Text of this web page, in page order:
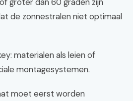
de zonnestralen niet optimaal
materialen als leien of
montagesystemen.
moet eerst worden